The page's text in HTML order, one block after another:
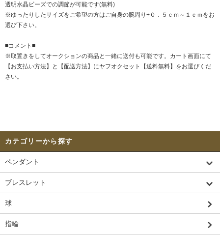
透明水晶ビーズでの調節が可能です(無料)
※ゆったりしたサイズをご希望の方はご自身の腕周り+０．５ｃｍ～１ｃｍをお
選び下さい。
■コメント■
※取置きをしてオークションの商品と一緒に送付も可能です。カート画面にて
【お支払い方法】と【配送方法】にヤフオクセット【送料無料】をお選びくだ
さい。
カテゴリーから探す
ペンダント
ブレスレット
球
指輪